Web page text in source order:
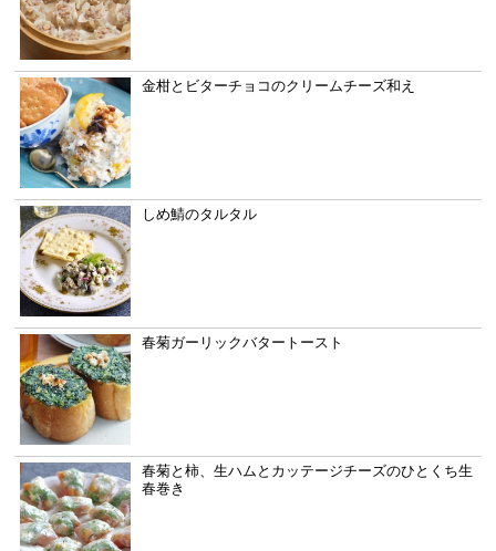
金柑とビターチョコのクリームチーズ和え
しめ鯖のタルタル
春菊ガーリックバタートースト
春菊と柿、生ハムとカッテージチーズのひとくち生
春巻き